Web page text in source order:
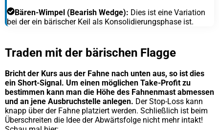
Bären-Wimpel (Bearish Wedge): Dies ist eine Variation
bei der ein bärischer Keil als Konsolidierungsphase ist.
Traden mit der bärischen Flagge
Bricht der Kurs aus der Fahne nach unten aus, so ist dies
ein Short-Signal. Um einen möglichen Take-Profit zu
bestimmen kann man die Höhe des Fahnenmast abmessen
und an jene Ausbruchstelle anlegen. Der Stop-Loss kann
knapp über der Fahne platziert werden. Schließlich ist beim
Überschreiten die Idee der Abwärtsfolge nicht mehr intakt!